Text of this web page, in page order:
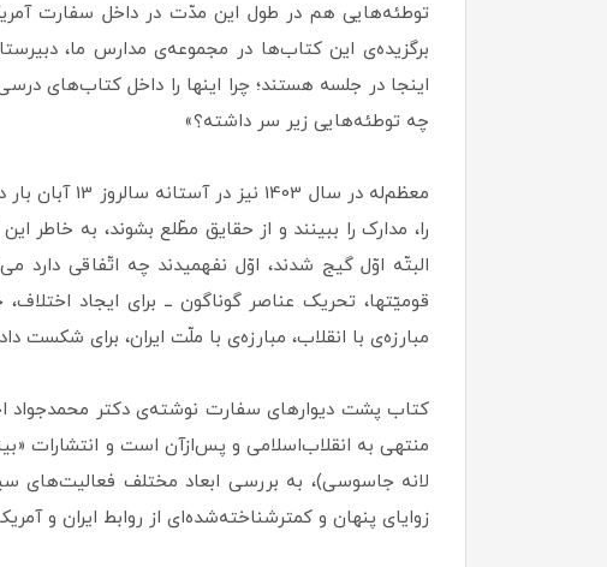
توطئه‌هایی هم در طول این مدّت در داخل سفارت
برگزیده‌ی این کتاب‌ها در مجموعه‌ی مدارس ما،
اینجا در جلسه هستند؛ چرا اینها را داخل کتاب‌های
چه توطئه‌هایی زیر سر داشته؟»
معظم‌له در
را، مدارک را ببینند و از حقایق مطّلع بشوند، به خاطر
البتّه اوّل گیج شدند، اوّل نفهمیدند چه اتّفاقی دارد
قومیّتها، تحریک عناصر گوناگون ــ برای ایجاد
مبارزه‌ی با انقلاب، مبارزه‌ی با ملّت ایران، برای
منتهی به انقلاب‌اسلامی و پس‌ازآن است و انتشارات
لانه جاسوسی)، به بررسی ابعاد مختلف فعالیت‌های
زوایای پنهان و کمترشناخته‌شده‌ای از روابط ایران و